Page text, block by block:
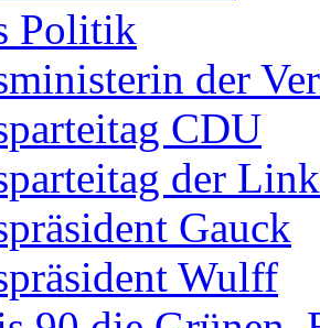
Politik
der
CDU
der
Gauck
Wulff